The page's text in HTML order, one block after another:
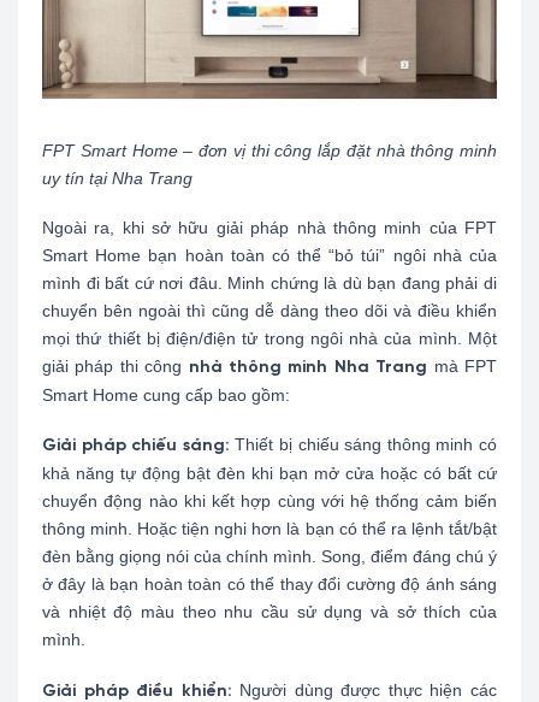
FPT Smart Home – đơn vị thi công lắp đặt nhà thông minh
uy tín tại Nha Trang
Ngoài ra, khi sở hữu giải pháp nhà thông minh của FPT
Smart Home bạn hoàn toàn có thể “bỏ túi” ngôi nhà của
mình đi bất cứ nơi đâu. Minh chứng là dù bạn đang phải di
chuyển bên ngoài thì cũng dễ dàng theo dõi và điều khiển
mọi thứ thiết bị điện/điện tử trong ngôi nhà của mình. Một
giải pháp thi công nhà thông minh Nha Trang mà FPT
Smart Home cung cấp bao gồm:
Giải pháp chiếu sáng: Thiết bị chiếu sáng thông minh có
khả năng tự động bật đèn khi bạn mở cửa hoặc có bất cứ
chuyển động nào khi kết hợp cùng với hệ thống cảm biến
thông minh. Hoặc tiện nghi hơn là bạn có thể ra lệnh tắt/bật
đèn bằng giọng nói của chính mình. Song, điểm đáng chú ý
ở đây là bạn hoàn toàn có thể thay đổi cường độ ánh sáng
và nhiệt độ màu theo nhu cầu sử dụng và sở thích của
mình.
Giải pháp điều khiển: Người dùng được thực hiện các